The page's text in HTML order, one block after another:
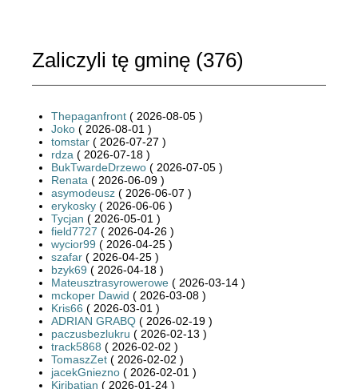
Zaliczyli tę gminę (376)
Thepaganfront ( 2026-08-05 )
Joko ( 2026-08-01 )
tomstar ( 2026-07-27 )
rdza ( 2026-07-18 )
BukTwardeDrzewo ( 2026-07-05 )
Renata ( 2026-06-09 )
asymodeusz ( 2026-06-07 )
erykosky ( 2026-06-06 )
Tycjan ( 2026-05-01 )
field7727 ( 2026-04-26 )
wycior99 ( 2026-04-25 )
szafar ( 2026-04-25 )
bzyk69 ( 2026-04-18 )
Mateusztrasyrowerowe ( 2026-03-14 )
mckoper Dawid ( 2026-03-08 )
Kris66 ( 2026-03-01 )
ADRIAN GRABQ ( 2026-02-19 )
paczusbezlukru ( 2026-02-13 )
track5868 ( 2026-02-02 )
TomaszZet ( 2026-02-02 )
jacekGniezno ( 2026-02-01 )
Kiribatian ( 2026-01-24 )